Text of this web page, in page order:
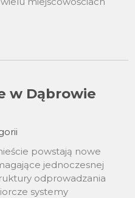
w Dąbrowie
powstają nowe
jednoczesnej
odprowadzania
systemy